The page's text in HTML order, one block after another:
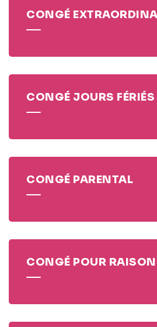
CONGÉ
CONGÉ JOURS FÉRIÉS
CONGÉ PARENTAL
CONGÉ POUR